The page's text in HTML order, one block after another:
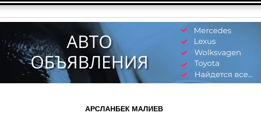
АРСЛАНБЕК МАЛИЕВ